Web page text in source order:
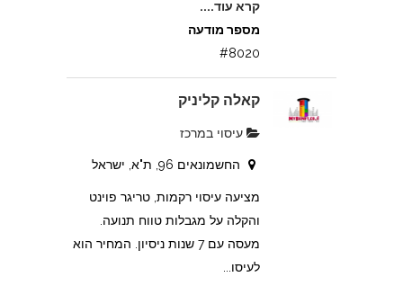
קרא עוד....
מספר מודעה
#8020
קאלה קליניק
עיסוי במרכז
החשמונאים 96, ת"א, ישראל
מציעה עיסוי רקמות, טריגר פוינט
והקלה על מגבלות טווח תנועה.
מעסה עם 7 שנות ניסיון. המחיר הוא
לעיסו...